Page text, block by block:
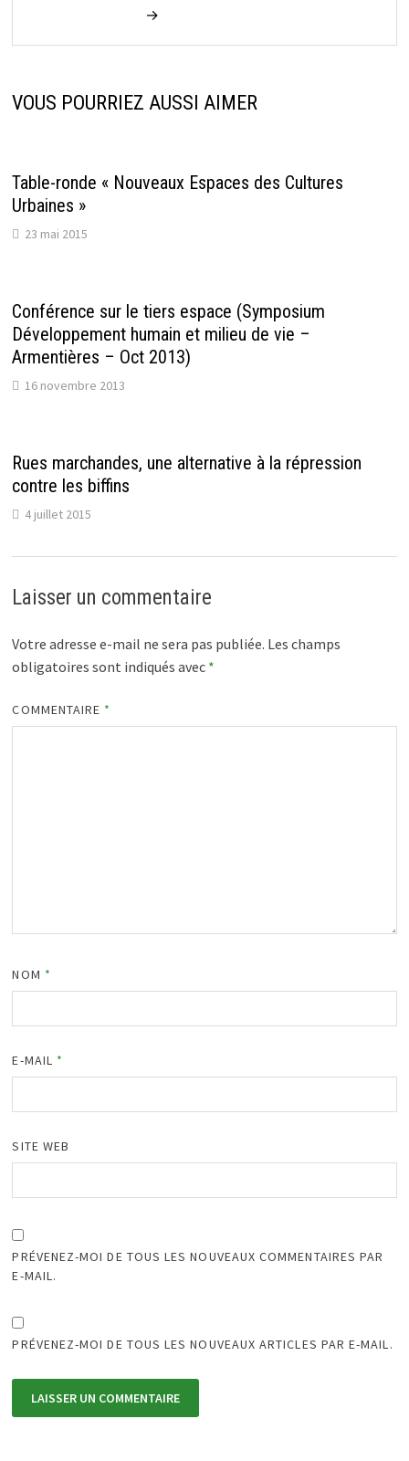
→
VOUS POURRIEZ AUSSI AIMER
Table-ronde « Nouveaux Espaces des Cultures
Urbaines »
23 mai 2015
Conférence sur le tiers espace (Symposium
Développement humain et milieu de vie –
Armentières – Oct 2013)
16 novembre 2013
Rues marchandes, une alternative à la répression
contre les biffins
4 juillet 2015
Laisser un commentaire
Votre adresse e-mail ne sera pas publiée. Les champs
obligatoires sont indiqués avec *
COMMENTAIRE *
NOM *
E-MAIL *
SITE WEB
PRÉVENEZ-MOI DE TOUS LES NOUVEAUX COMMENTAIRES PAR
E-MAIL.
PRÉVENEZ-MOI DE TOUS LES NOUVEAUX ARTICLES PAR E-MAIL.